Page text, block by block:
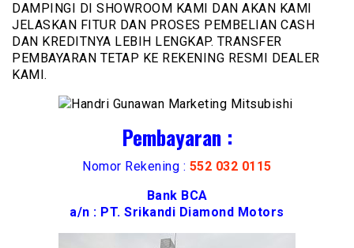
DAMPINGI DI SHOWROOM KAMI DAN AKAN KAMI
JELASKAN FITUR DAN PROSES PEMBELIAN CASH
DAN KREDITNYA LEBIH LENGKAP. TRANSFER
PEMBAYARAN TETAP KE REKENING RESMI DEALER
KAMI.
Pembayaran :
Nomor Rekening : 552 032 0115
Bank BCA
a/n : PT. Srikandi Diamond Motors